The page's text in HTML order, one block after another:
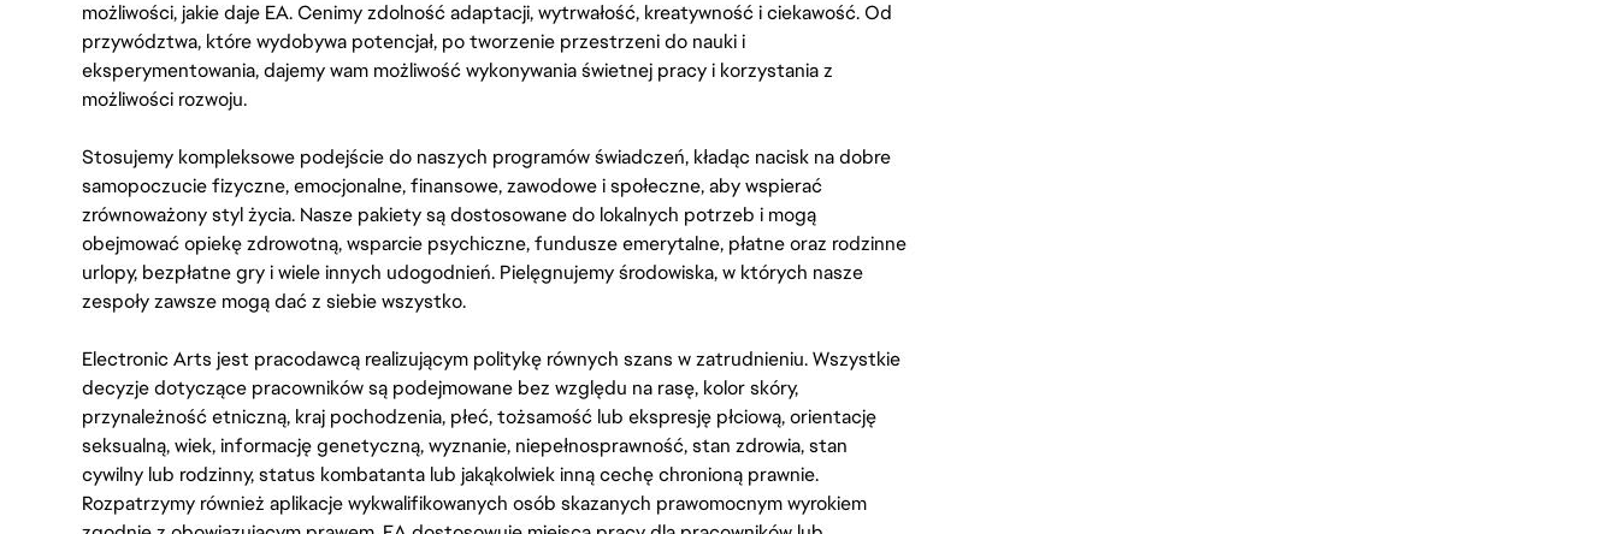
możliwości, jakie daje EA. Cenimy zdolność adaptacji, wytrwałość, kreatywność i ciekawość. Od
przywództwa, które wydobywa potencjał, po tworzenie przestrzeni do nauki i
eksperymentowania, dajemy wam możliwość wykonywania świetnej pracy i korzystania z
możliwości rozwoju.
Stosujemy kompleksowe podejście do naszych programów świadczeń, kładąc nacisk na dobre
samopoczucie fizyczne, emocjonalne, finansowe, zawodowe i społeczne, aby wspierać
zrównoważony styl życia. Nasze pakiety są dostosowane do lokalnych potrzeb i mogą
obejmować opiekę zdrowotną, wsparcie psychiczne, fundusze emerytalne, płatne oraz rodzinne
urlopy, bezpłatne gry i wiele innych udogodnień. Pielęgnujemy środowiska, w których nasze
zespoły zawsze mogą dać z siebie wszystko.
Electronic Arts jest pracodawcą realizującym politykę równych szans w zatrudnieniu. Wszystkie
decyzje dotyczące pracowników są podejmowane bez względu na rasę, kolor skóry,
przynależność etniczną, kraj pochodzenia, płeć, tożsamość lub ekspresję płciową, orientację
seksualną, wiek, informację genetyczną, wyznanie, niepełnosprawność, stan zdrowia, stan
cywilny lub rodzinny, status kombatanta lub jakąkolwiek inną cechę chronioną prawnie.
Rozpatrzymy również aplikacje wykwalifikowanych osób skazanych prawomocnym wyrokiem